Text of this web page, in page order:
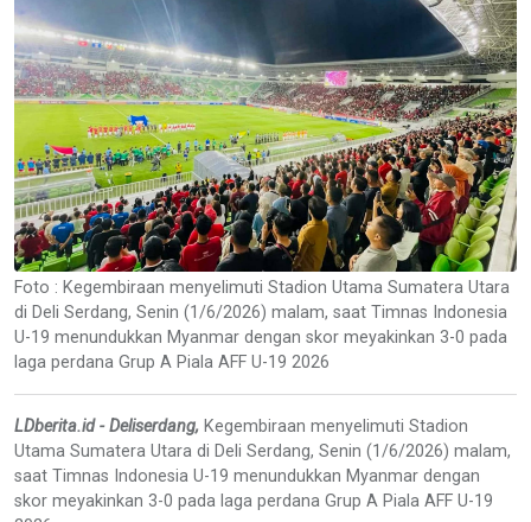
Foto : Kegembiraan menyelimuti Stadion Utama Sumatera Utara
di Deli Serdang, Senin (1/6/2026) malam, saat Timnas Indonesia
U-19 menundukkan Myanmar dengan skor meyakinkan 3-0 pada
laga perdana Grup A Piala AFF U-19 2026
LDberita.id - Deliserdang, Kegembiraan menyelimuti Stadion
Utama Sumatera Utara di Deli Serdang, Senin (1/6/2026) malam,
saat Timnas Indonesia U-19 menundukkan Myanmar dengan
skor meyakinkan 3-0 pada laga perdana Grup A Piala AFF U-19